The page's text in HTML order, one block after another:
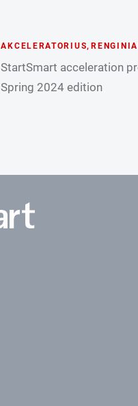
AKCELERATORIUS, RENGINIAI
StartSmart acceleration
Spring 2024 edition